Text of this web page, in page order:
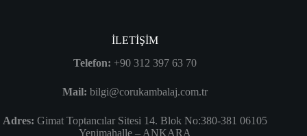
İLETİŞİM
Telefon: +90 312 397 63 70
Mail: bilgi@corukambalaj.com.tr
Adres: Gimat Toptancılar Sitesi 14. Blok No:380-381 06105
Yenimahalle – ANKARA